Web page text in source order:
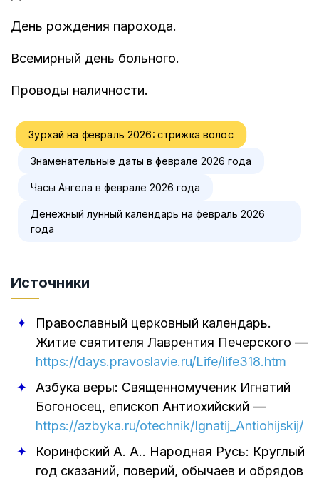
День рождения парохода.
Всемирный день больного.
Проводы наличности.
Зурхай на февраль 2026: стрижка волос
Знаменательные даты в феврале 2026 года
Часы Ангела в феврале 2026 года
Денежный лунный календарь на февраль 2026
года
Источники
Православный церковный календарь.
Житие святителя Лаврентия Печерского —
https://days.pravoslavie.ru/Life/life318.htm
Азбука веры: Священномученик Игнатий
Богоносец, епископ Антиохийский —
https://azbyka.ru/otechnik/Ignatij_Antiohijskij/
Коринфский А. А.. Народная Русь: Круглый
год сказаний, поверий, обычаев и обрядов